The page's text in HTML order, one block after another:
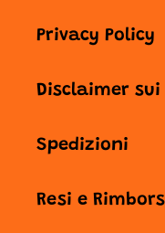
Privacy Policy
Disclaimer
Spedizioni
Resi e